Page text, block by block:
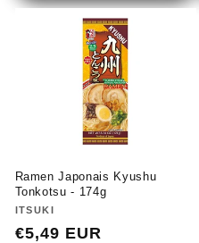
Ramen Japonais Kyushu
Tonkotsu - 174g
Fournisseur :
ITSUKI
Prix
€5,49 EUR